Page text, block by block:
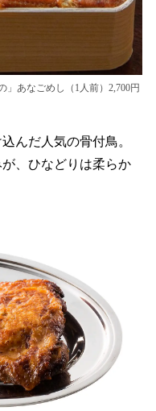
あなごめし（1人前）2,700円
んだ人気の骨付鳥。
、ひなどりは柔らか